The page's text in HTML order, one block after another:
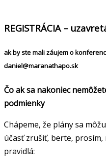
REGISTRÁCIA –
ak by ste mali záujem o
daniel@maranathapo.sk
Čo ak sa nakoniec
podmienky
Chápeme, že plány sa
účasť zrušiť, berte, prosím,
pravidlá: